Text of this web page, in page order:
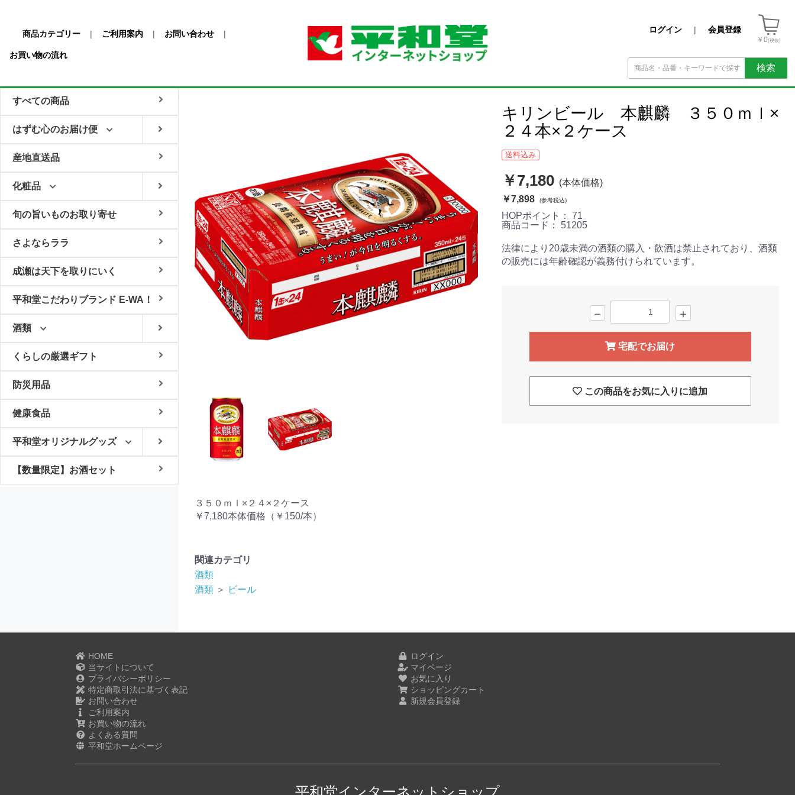
商品カテゴリー | ご利用案内 | お問い合わせ |
お買い物の流れ
ログイン | 会員登録
￥0(税抜)
検索
キリンビール 本麒麟 ３５０ｍｌ×
２４本×２ケース
送料込み
￥7,180 (本体価格)
￥7,898
(参考税込)
HOPポイント： 71
商品コード： 51205
法律により20歳未満の酒類の購入・飲酒は禁止されており、酒類
の販売には年齢確認が義務付けられています。
－ ＋
宅配でお届け
この商品をお気に入りに追加
３５０ｍｌ×２４×２ケース
￥7,180本体価格（￥150/本）
関連カテゴリ
酒類
酒類 ＞ ビール
すべての商品
はずむ心のお届け便
産地直送品
化粧品
旬の旨いものお取り寄せ
さよならララ
成瀬は天下を取りにいく
平和堂こだわりブランド E-WA！
酒類
くらしの厳選ギフト
防災用品
健康食品
平和堂オリジナルグッズ
【数量限定】お酒セット
HOME
当サイトについて
プライバシーポリシー
特定商取引法に基づく表記
お問い合わせ
ご利用案内
お買い物の流れ
よくある質問
平和堂ホームページ
ログイン
マイページ
お気に入り
ショッピングカート
新規会員登録
平和堂インターネットショップ